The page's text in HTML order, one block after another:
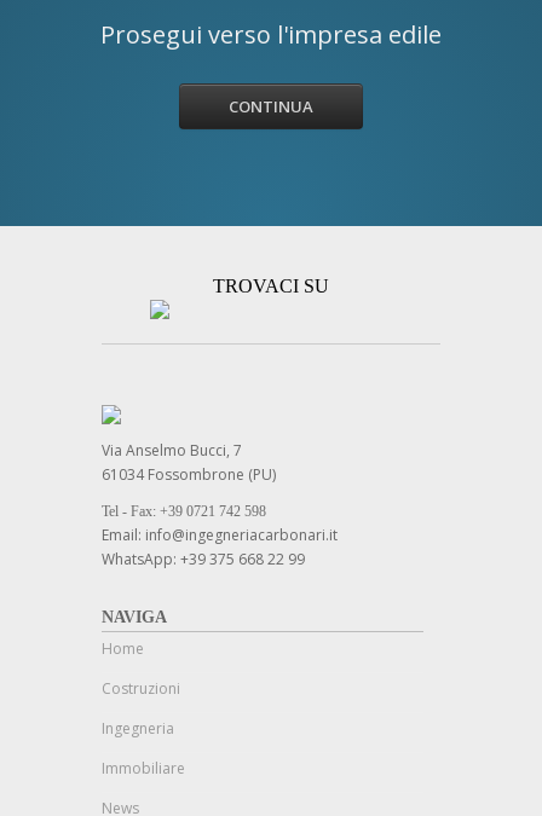
Prosegui verso l'impresa edile
CONTINUA
TROVACI SU
Via Anselmo Bucci, 7
61034 Fossombrone (PU)
Tel - Fax: +39 0721 742 598
Email: info@ingegneriacarbonari.it
WhatsApp: +39 375 668 22 99
NAVIGA
Home
Costruzioni
Ingegneria
Immobiliare
News